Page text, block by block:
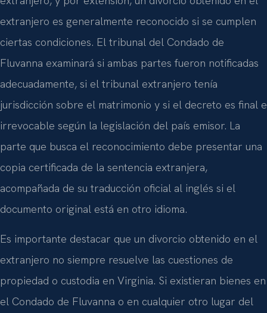
extranjero, y por extensión, un divorcio obtenido en el
extranjero es generalmente reconocido si se cumplen
ciertas condiciones. El tribunal del Condado de
Fluvanna examinará si ambas partes fueron notificadas
adecuadamente, si el tribunal extranjero tenía
jurisdicción sobre el matrimonio y si el decreto es final e
irrevocable según la legislación del país emisor. La
parte que busca el reconocimiento debe presentar una
copia certificada de la sentencia extranjera,
acompañada de su traducción oficial al inglés si el
documento original está en otro idioma.
Es importante destacar que un divorcio obtenido en el
extranjero no siempre resuelve las cuestiones de
propiedad o custodia en Virginia. Si existieran bienes en
el Condado de Fluvanna o en cualquier otro lugar del